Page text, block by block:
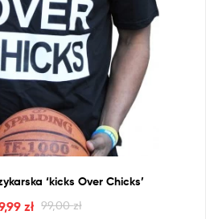
‘kicks Over Chicks’
99,00zł
zł